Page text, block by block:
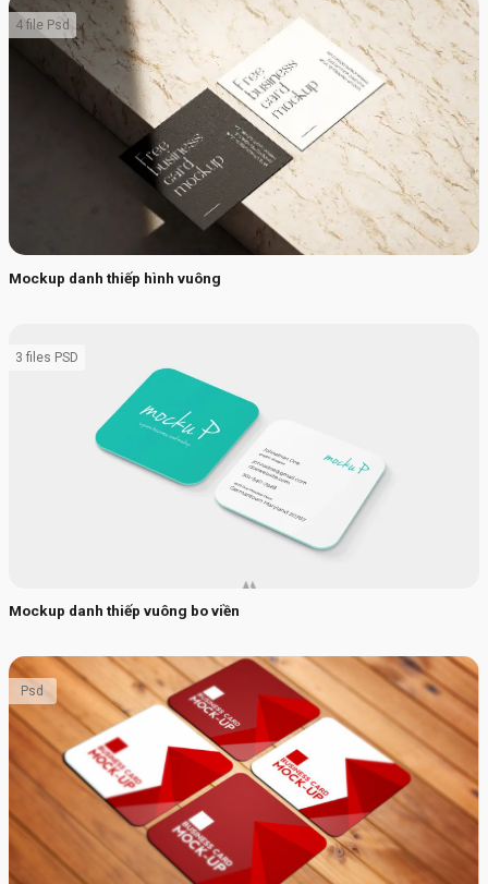
Mockup danh thiếp hình vuông
4 file Psd
Mockup danh thiếp vuông bo viền
3 files PSD
Psd